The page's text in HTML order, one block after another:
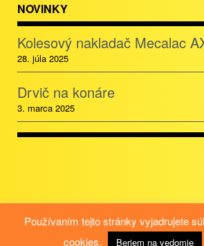
NOVINKY
Kolesový nakladač Mecalac
28. júla 2025
Drvič na konáre
3. marca 2025
Používaním tejto stránky vyjadrujete
cookies.
Beriem na vedomie